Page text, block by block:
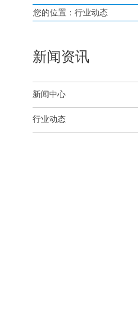
您的位置：行业动态
新闻资讯
新闻中心
行业动态